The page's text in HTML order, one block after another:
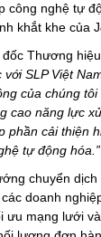
công nghệ tự
khắt khe của
Thương
với SLP Việt
của chúng
cao năng lực
phần cải thiện
tự động hóa.”
chuyển
doanh
ưu mạng lưới